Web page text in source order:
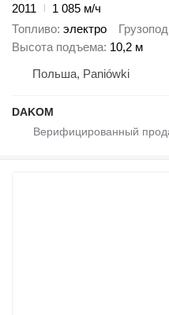
2011
1 085 м/ч
Топливо электро
Высота подъема 10,2 м
Польша, Paniówki
DAKOM